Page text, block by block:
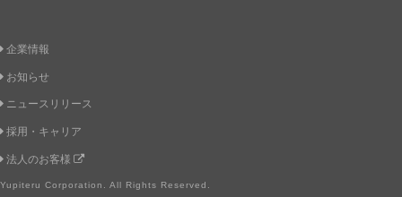
企業情報
お知らせ
ニュースリリース
採用・キャリア
法人のお客様
Yupiteru Corporation. All Rights Reserved.